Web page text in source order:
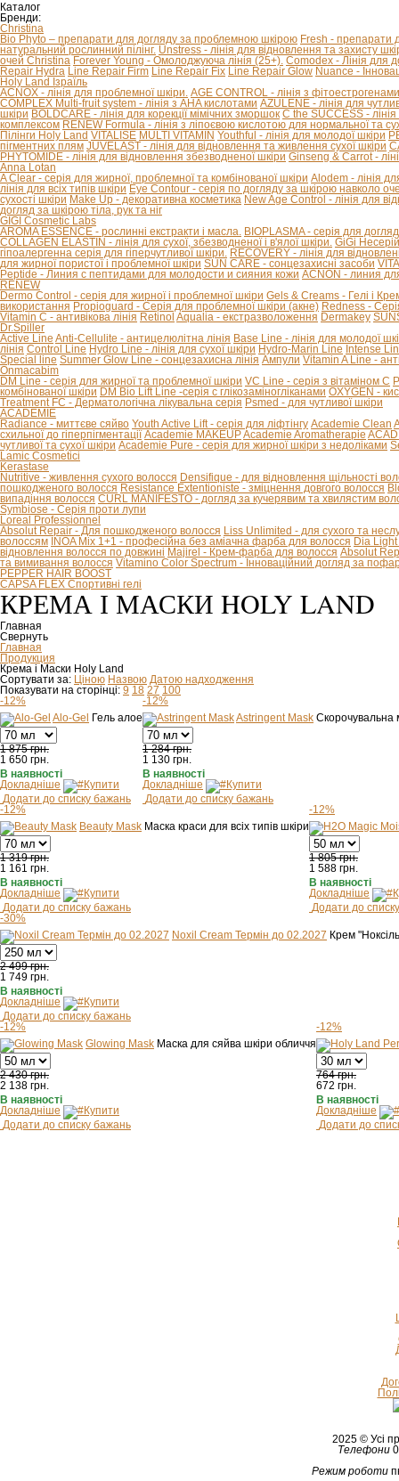
Каталог
Бренди:
Christina
Bio Phyto – препарати для догляду за проблемною шкірою Fresh - препарати
натуральний рослинний пілінг. Unstress - лінія для відновлення та захисту
очей Christina Forever Young - Омолоджуюча лінія (25+). Comodex - Лінія для
Repair Hydra Line Repair Firm Line Repair Fix Line Repair Glow Nuance -
Holy Land Ізраїль
ACNOX - лінія для проблемної шкіри. AGE CONTROL - лінія з
COMPLEX Multi-fruit system - лінія з AHA кислотами AZULENE - лінія для
шкіри BOLDCARE - лінія для корекції мімічних зморшок C the SUCCESS -
комплексом RENEW Formula - лінія з ліпоєвою кислотою для нормальної та
Пілінги Holy Land VITALISE MULTI VITAMIN Youthful - лінія для молодої шкіри
пігментних плям JUVELAST - лінія для відновлення та живлення сухої шкіри
PHYTOMIDE - лінія для відновлення збезводненої шкіри Ginseng & Carrot -
Anna Lotan
A Clear - серія для жирної, проблемної та комбінованої шкіри Alodem - лінія
лінія для всіх типів шкіри Eye Contour - серія по догляду за шкірою навколо
сухості шкіри Make Up - декоративна косметика New Age Control - лінія для
догляд за шкірою тіла, рук та ніг
GIGI Cosmetic Labs
AROMA ESSENCE - рослинні екстракти і масла. BIOPLASMA - серія для
COLLAGEN ELASTIN - лінія для сухої, збезводненої і в'ялої шкіри. GiGi
гіпоалергенна серія для гіперчутливої ​​шкіри. RECOVERY - лінія для
для жирної пористої і проблемної шкіри SUN CARE - сонцезахисні засоби
Peptide - Линия с пептидами для молодости и сияния кожи ACNON - линия
RENEW
Dermo Control - серія для жирної і проблемної шкіри Gels & Creams - Гелі і
використання Propioguard - Серія для проблемної шкіри (акне) Redness -
Vitamin C - антивікова лінія Retinol Aqualia - екстразволоження Dermakey
Dr.Spiller
Active Line Anti-Cellulite - антицелюлітна лінія Base Line - лінія для молодої
лінія Control Line Hydro Line - лінія для сухої шкіри Hydro-Marin Line Intense
Special line Summer Glow Line - сонцезахисна лінія Ампули Vitamin A Line -
Onmacabim
DM Line - серія для жирної та проблемної шкіри VC Line - серія з вітаміном С
комбінованої шкіри DM Bio Lift Line -cерія с глікозаміногліканами OXYGEN -
Treatment FC - Дерматологічна лікувальна серія Psmed - для чутливої шкіри
ACADEMIE
Radiance - миттєве сяйво Youth Active Lift - серія для ліфтінгу Academie Clean
схильної до гіперпігментації Academie MAKEUPAcademie Aromatherapie
чутливої та сухої шкіри Academie Pure - серія для жирної шкіри з недоліками
Lamic Cosmetici
Kerastase
Nutritive - живлення сухого волосся Densifique - для відновлення щільності
пошкодженого волосся Resistance Extentioniste - зміцнення довгого волосся
випадіння волосся CURL MANIFESTO - догляд за кучерявим та хвилястим
Symbiose - Серія проти лупи
Loreal Professionnel
Absolut Repair - Для пошкодженого волосся Liss Unlimited - для сухого та
волоссям INOA Mix 1+1 - професійна без аміачна фарба для волосся Dia Light
відновлення волосся по довжині Majirel - Крем-фарба для волосся Absolut
та вимивання волосся Vitamino Color Spectrum - Інноваційний догляд за
PEPPER HAIR BOOST
CAPSA FLEX Спортивні гелі
КРЕМА І МАСКИ HOLY LAND
Главная
Свернуть
Главная
Продукция
Крема і Маски Holy Land
Сортувати за: Ціною Назвою Датою надходження
Показувати на сторінці: 9 18 27 100
-12%
Alo-Gel
Гель алое
1 875 грн.
1 650 грн.
В наявності
Докладніше
Купити
Додати до списку бажань
-12%
Astringent Mask Скорочувальна
1 284 грн.
1 130 грн.
В наявності
Докладніше
Купити
Додати до списку бажань
-12%
Beauty Mask Маска краси для всіх типів шкіри
1 319 грн.
1 161 грн.
В наявності
Докладніше
Купити
Додати до списку бажань
-12%
1 805 грн.
1 588 грн.
В наявності
Докладніше
Додати до
-30%
Noxil Cream Термін до 02.2027 Крем
2 499 грн.
1 749 грн.
В наявності
Докладніше
Купити
Додати до списку бажань
-12%
Glowing Mask Маска для сяйва шкіри обличчя
2 430 грн.
2 138 грн.
В наявності
Докладніше
Купити
Додати до списку бажань
-12%
764 грн.
672 грн.
В наявності
Докладніше
Додати до
2025 © Усі
Телефони
Режим роботи